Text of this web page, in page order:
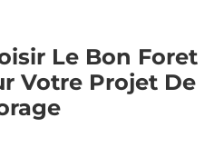
Le Bon Foret
Votre Projet De